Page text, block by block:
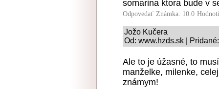
somarina ktora bude v
Odpovedať Známka: 10.0
Jožo Kučera
Od: www.hzds.sk |
Ale to je úžasné, to
manželke, milenke,
známym!